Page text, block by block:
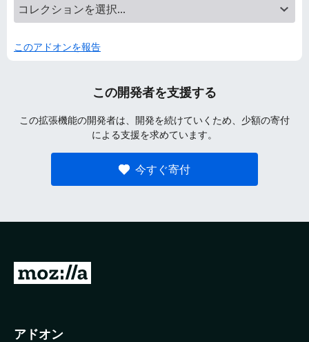
このアドオンを報告
この開発者を支援する
この拡張機能の開発者は、開発を続けていくため、少額の寄付
による支援を求めています。
今すぐ寄付
M
i
アドオン